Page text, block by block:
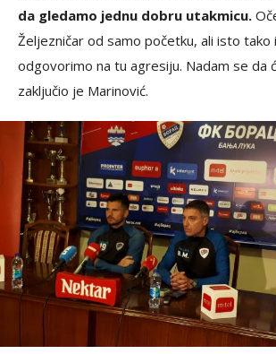
da gledamo jednu dobru utakmicu.
Željezničar od samo početku, ali isto tako
odgovorimo na tu agresiju. Nadam se da
zaključio je Marinović.